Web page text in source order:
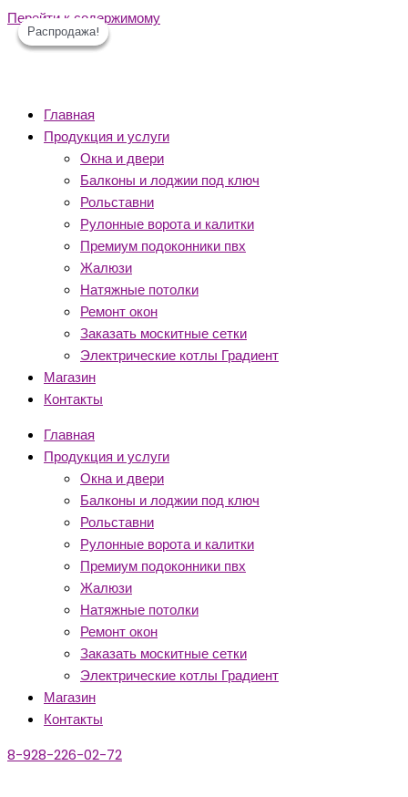
Перейти к содержимому
Главная
Продукция и услуги
Окна и двери
Балконы и лоджии под ключ
Рольставни
Рулонные ворота и калитки
Премиум подоконники пвх
Жалюзи
Натяжные потолки
Ремонт окон
Заказать москитные сетки
Электрические котлы Градиент
Магазин
Контакты
Главная
Продукция и услуги
Окна и двери
Балконы и лоджии под ключ
Рольставни
Рулонные ворота и калитки
Премиум подоконники пвх
Жалюзи
Натяжные потолки
Ремонт окон
Заказать москитные сетки
Электрические котлы Градиент
Магазин
Контакты
8-928-226-02-72
Распродажа!
Распродажа!
Распродажа!